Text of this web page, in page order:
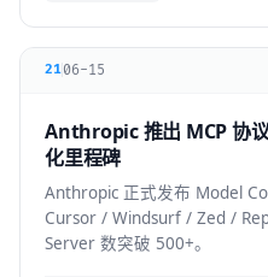
2106-15
Anthropic 推出 MCP 协
化里程碑
Anthropic 正式发布 Model
Cursor / Windsurf / Zed /
Server 数突破 500+。